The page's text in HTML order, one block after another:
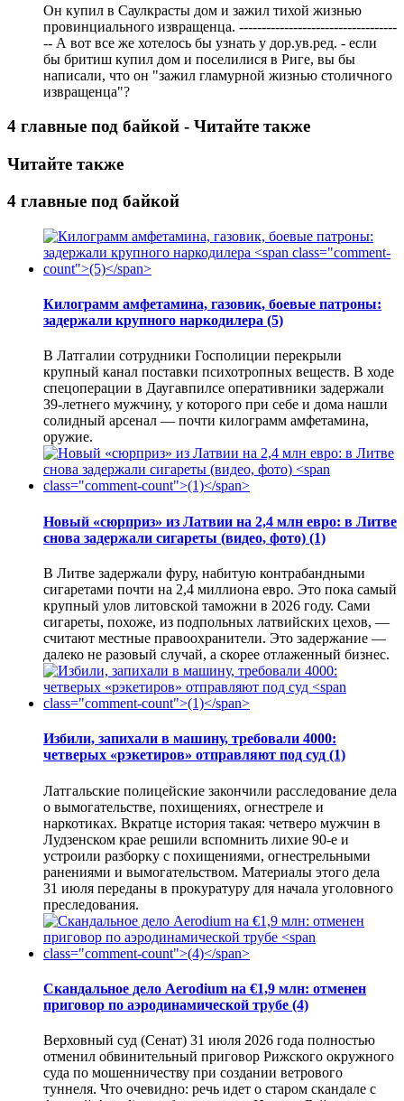
Он купил в Саулкрасты дом и зажил тихой жизнью
провинциального извращенца. -----------------------------------
-- А вот все же хотелось бы узнать у дор.ув.ред. - если
бы бритиш купил дом и поселилися в Риге, вы бы
написали, что он "зажил гламурной жизнью столичного
извращенца"?
4 главные под байкой - Читайте также
Читайте также
4 главные под байкой
Килограмм амфетамина, газовик, боевые патроны:
задержали крупного наркодилера (5)
В Латгалии сотрудники Госполиции перекрыли
крупный канал поставки психотропных веществ. В ходе
спецоперации в Даугавпилсе оперативники задержали
39-летнего мужчину, у которого при себе и дома нашли
солидный арсенал — почти килограмм амфетамина,
оружие.
Новый «сюрприз» из Латвии на 2,4 млн евро: в Литве
снова задержали сигареты (видео, фото) (1)
В Литве задержали фуру, набитую контрабандными
сигаретами почти на 2,4 миллиона евро. Это пока самый
крупный улов литовской таможни в 2026 году. Сами
сигареты, похоже, из подпольных латвийских цехов, —
считают местные правоохранители. Это задержание —
далеко не разовый случай, а скорее отлаженный бизнес.
Избили, запихали в машину, требовали 4000:
четверых «рэкетиров» отправляют под суд (1)
Латгальские полицейские закончили расследование дела
о вымогательстве, похищениях, огнестреле и
наркотиках. Вкратце история такая: четверо мужчин в
Лудзенском крае решили вспомнить лихие 90-е и
устроили разборку с похищениями, огнестрельными
ранениями и вымогательством. Материалы этого дела
31 июля переданы в прокуратуру для начала уголовного
преследования.
Скандальное дело Aerodium на €1,9 млн: отменен
приговор по аэродинамической трубе (4)
Верховный суд (Сенат) 31 июля 2026 года полностью
отменил обвинительный приговор Рижского окружного
суда по мошенничеству при создании ветрового
туннеля. Что очевидно: речь идет о старом скандале с